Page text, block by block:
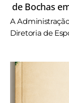
de Bochas
A
Diretoria de